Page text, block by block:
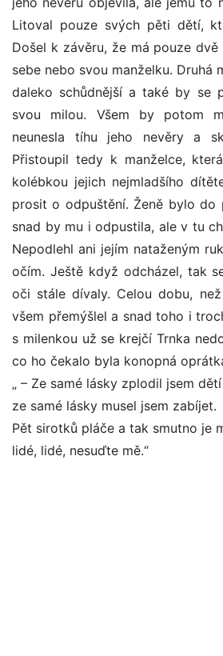
Litoval pouze svých pěti dětí,
Došel k závěru, že má pouze
sebe nebo svou manželku. Druhá
daleko schůdnější a také by se
svou milou. Všem by potom
neunesla tíhu jeho nevěry a
Přistoupil tedy k manželce,
kolébkou jejich nejmladšího
prosit o odpuštění. Ženě bylo do
snad by mu i odpustila, ale v tu
Nepodlehl ani jejím nataženým
očím. Ještě když odcházel, tak
oči stále dívaly. Celou dobu,
všem přemýšlel a snad toho i
s milenkou už se krejčí Trnka
co ho čekalo byla konopná
„ – Ze samé lásky zplodil jsem
ze samé lásky musel jsem zabíjet.
Pět sirotků pláče a tak smutno je
lidé, lidé, nesuďte mě.“